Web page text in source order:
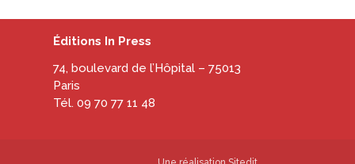
Éditions In Press
74, boulevard de l’Hôpital – 75013
Paris
Tél. 09 70 77 11 48